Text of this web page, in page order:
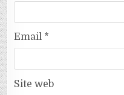
Email *
Site web